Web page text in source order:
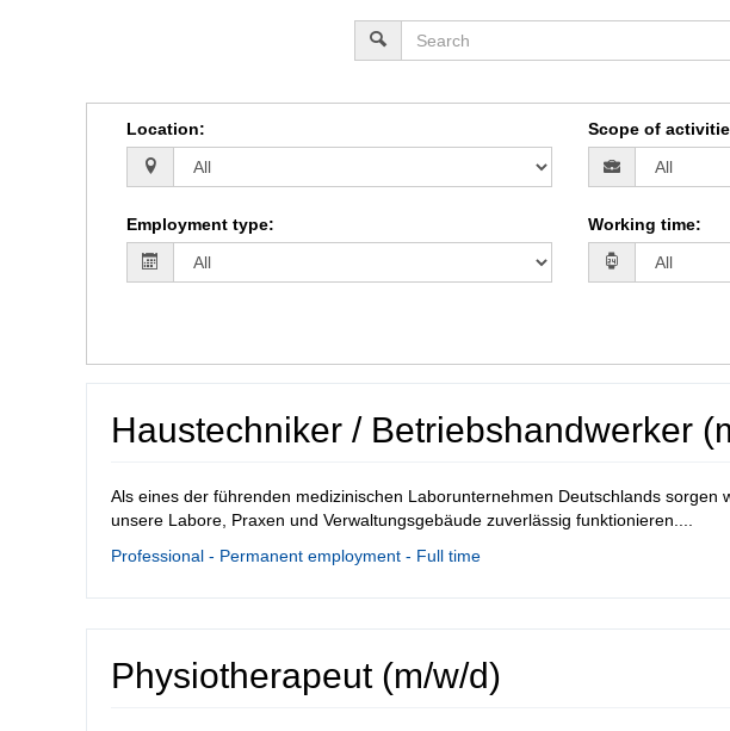
Location: Scope of
Employment type: Working time:
Haustechniker / Betriebshandwerker
Als eines der führenden medizinischen Laborunternehmen Deutschlands sorgen
unsere Labore, Praxen und Verwaltungsgebäude zuverlässig funktionieren....
Professional - Permanent employment - Full time
Physiotherapeut (m/w/d)